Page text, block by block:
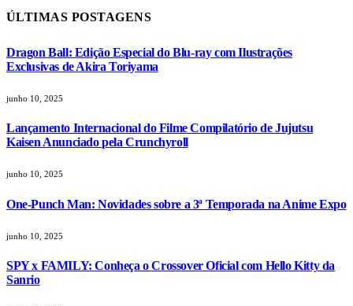
ÚLTIMAS POSTAGENS
Dragon Ball: Edição Especial do Blu-ray com Ilustrações
Exclusivas de Akira Toriyama
junho 10, 2025
Lançamento Internacional do Filme Compilatório de Jujutsu
Kaisen Anunciado pela Crunchyroll
junho 10, 2025
One-Punch Man: Novidades sobre a 3ª Temporada na Anime Expo
junho 10, 2025
SPY x FAMILY: Conheça o Crossover Oficial com Hello Kitty da
Sanrio